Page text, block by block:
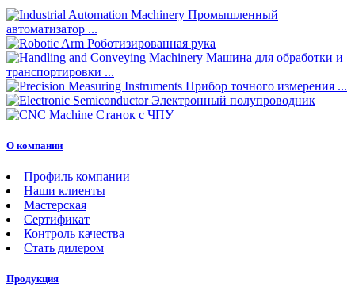
Промышленный
автоматизатор ...
Роботизированная рука
Машина для обработки и
транспортировки ...
Прибор точного измерения ...
Электронный полупроводник
Станок с ЧПУ
О компании
Профиль компании
Наши клиенты
Мастерская
Сертификат
Контроль качества
Стать дилером
Продукция